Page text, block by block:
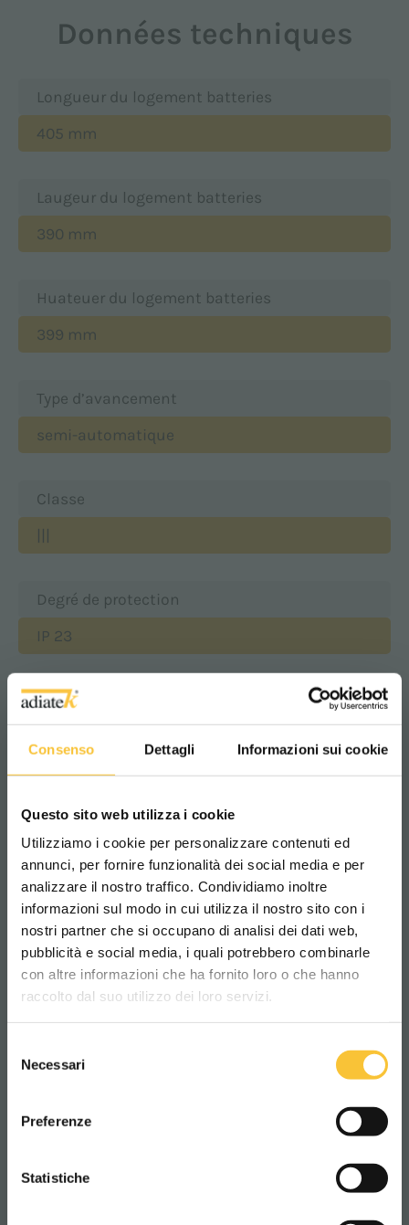
Consenso Dettagli Informazioni sui cookie
Questo sito web utilizza i cookie
Utilizziamo i cookie per personalizzare contenuti ed
annunci, per fornire funzionalità dei social media e per
analizzare il nostro traffico. Condividiamo inoltre
informazioni sul modo in cui utilizza il nostro sito con i
nostri partner che si occupano di analisi dei dati web,
pubblicità e social media, i quali potrebbero combinarle
con altre informazioni che ha fornito loro o che hanno
raccolto dal suo utilizzo dei loro servizi.
delNecessari
Preferenze
Statistiche
Données techniques
Longueur du logement batteries
405 mm
Laugeur du logement batteries
390 mm
Huateuer du logement batteries
399 mm
Type d’avancement
semi-automatique
Classe
Degré de protection
IP 23
Niveau de bruit
850 mm
Moteur de la brosse
550 Watt
Pente surmontable
Scegli il paese in cui ti trovi e la tua
lingua per una migliore esperienza di
navigazione